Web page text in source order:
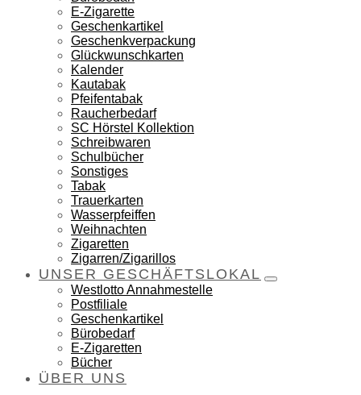
E-Zigarette
Geschenkartikel
Geschenkverpackung
Glückwunschkarten
Kalender
Kautabak
Pfeifentabak
Raucherbedarf
SC Hörstel Kollektion
Schreibwaren
Schulbücher
Sonstiges
Tabak
Trauerkarten
Wasserpfeiffen
Weihnachten
Zigaretten
Zigarren/Zigarillos
UNSER GESCHÄFTSLOKAL
Westlotto Annahmestelle
Postfiliale
Geschenkartikel
Bürobedarf
E-Zigaretten
Bücher
ÜBER UNS